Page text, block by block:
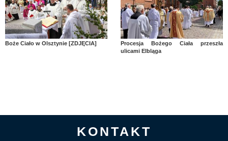
Boże Ciało w Olsztynie [ZDJĘCIA]
Procesja Bożego Ciała przeszła
ulicami Elbląga
KONTAKT